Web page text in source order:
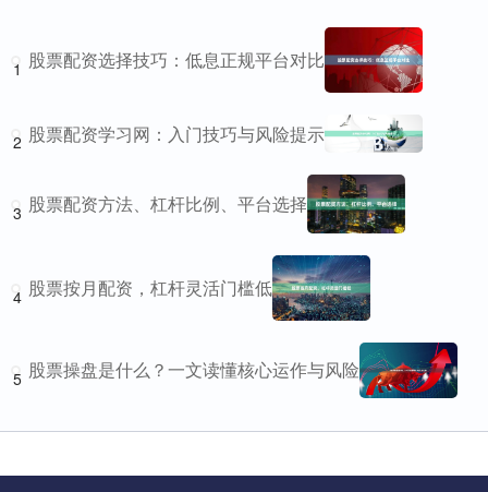
1 股票配资选择技巧：低息正规平台对比
2 股票配资学习网：入门技巧与风险提示
3 股票配资方法、杠杆比例、平台选择
4 股票按月配资，杠杆灵活门槛低
5 股票操盘是什么？一文读懂核心运作与风险